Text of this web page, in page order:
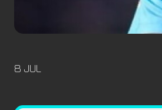
8 JUL